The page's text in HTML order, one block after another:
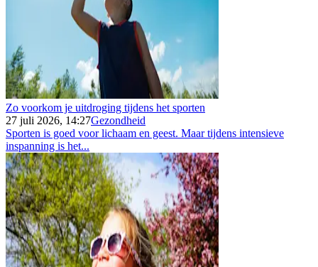
Zo voorkom je uitdroging tijdens het sporten
27 juli 2026, 14:27Gezondheid
Sporten is goed voor lichaam en geest. Maar tijdens intensieve
inspanning is het...